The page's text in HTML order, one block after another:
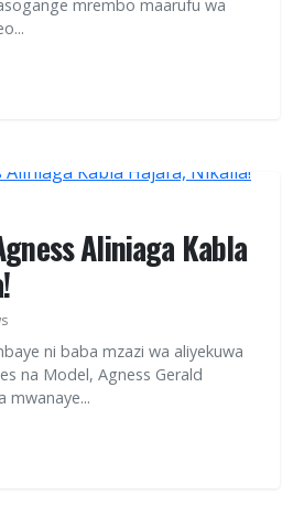
mrembo maarufu wa
Aliniaga Kabla
ni baba mzazi wa aliyekuwa
na Model, Agness Gerald
mwanaye...